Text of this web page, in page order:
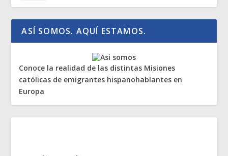
ASÍ SOMOS. AQUÍ ESTAMOS.
Conoce la realidad de las distintas Misiones
católicas de emigrantes hispanohablantes en
Europa